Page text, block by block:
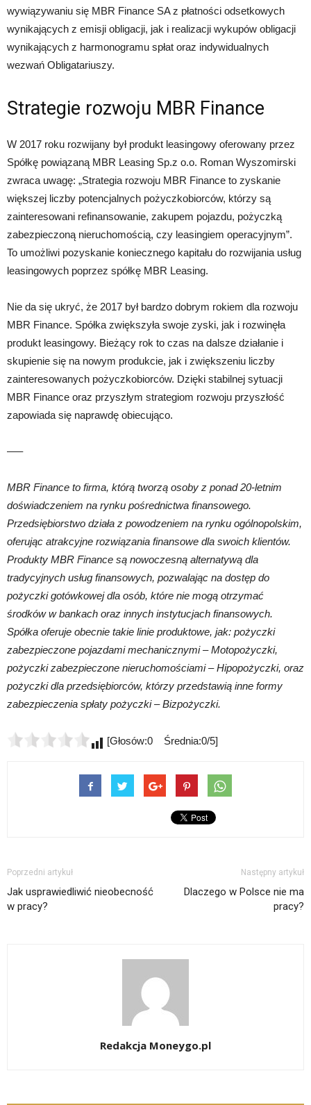
wywiązywaniu się MBR Finance SA z płatności odsetkowych
wynikających z emisji obligacji, jak i realizacji wykupów obligacji
wynikających z harmonogramu spłat oraz indywidualnych
wezwań Obligatariuszy.
Strategie rozwoju MBR Finance
W 2017 roku rozwijany był produkt leasingowy oferowany przez
Spółkę powiązaną MBR Leasing Sp.z o.o. Roman Wyszomirski
zwraca uwagę: „Strategia rozwoju MBR Finance to zyskanie
większej liczby potencjalnych pożyczkobiorców, którzy są
zainteresowani refinansowanie, zakupem pojazdu, pożyczką
zabezpieczoną nieruchomością, czy leasingiem operacyjnym”.
To umożliwi pozyskanie koniecznego kapitału do rozwijania usług
leasingowych poprzez spółkę MBR Leasing.
Nie da się ukryć, że 2017 był bardzo dobrym rokiem dla rozwoju
MBR Finance. Spółka zwiększyła swoje zyski, jak i rozwinęła
produkt leasingowy. Bieżący rok to czas na dalsze działanie i
skupienie się na nowym produkcie, jak i zwiększeniu liczby
zainteresowanych pożyczkobiorców. Dzięki stabilnej sytuacji
MBR Finance oraz przyszłym strategiom rozwoju przyszłość
zapowiada się naprawdę obiecująco.
—–
MBR Finance to firma, którą tworzą osoby z ponad 20-letnim
doświadczeniem na rynku pośrednictwa finansowego.
Przedsiębiorstwo działa z powodzeniem na rynku ogólnopolskim,
oferując atrakcyjne rozwiązania finansowe dla swoich klientów.
Produkty MBR Finance są nowoczesną alternatywą dla
tradycyjnych usług finansowych, pozwalając na dostęp do
pożyczki gotówkowej dla osób, które nie mogą otrzymać
środków w bankach oraz innych instytucjach finansowych.
Spółka oferuje obecnie takie linie produktowe, jak: pożyczki
zabezpieczone pojazdami mechanicznymi – Motopożyczki,
pożyczki zabezpieczone nieruchomościami – Hipopożyczki, oraz
pożyczki dla przedsiębiorców, którzy przedstawią inne formy
zabezpieczenia spłaty pożyczki – Bizpożyczki.
[Głosów:0 Średnia:0/5]
Poprzedni artykuł
Jak usprawiedliwić nieobecność
w pracy?
Następny artykuł
Dlaczego w Polsce nie ma
pracy?
Redakcja Moneygo.pl